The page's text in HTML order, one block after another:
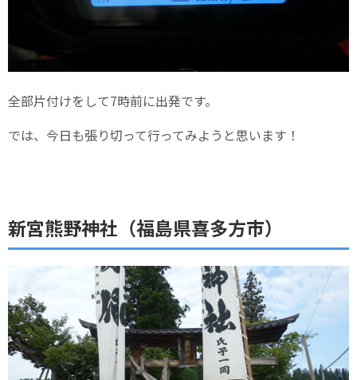
全部片付けをして7時前に出発です。
では、今日も張り切って行ってみようと思います！
新宮熊野神社（福島県喜多方市）